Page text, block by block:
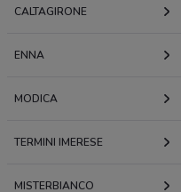
CALTAGIRONE
ENNA
MODICA
TERMINI IMERESE
MISTERBIANCO